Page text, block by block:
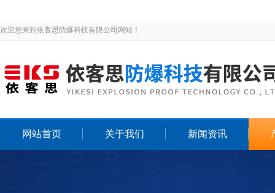
欢迎您来到依客思防爆科技有限公司网站！
网站首页 关于我们 新闻资讯